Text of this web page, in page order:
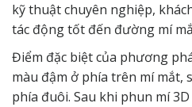
kỹ thuật chuyên nghiệp,
tác động tốt đến đường mí
Điểm đặc biệt của phương
màu đậm ở phía trên mí mắt,
phía đuôi. Sau khi phun mí